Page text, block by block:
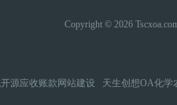
Copyright © 2026
源应收账款网站建设 天生创想OA化学